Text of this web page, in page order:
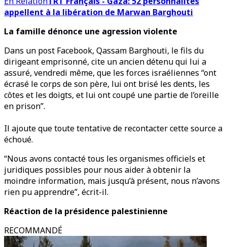
appellent à la libération de Marwan Barghouti
La famille dénonce une agression violente
Dans un post Facebook, Qassam Barghouti, le fils du
dirigeant emprisonné, cite un ancien détenu qui lui a
assuré, vendredi même, que les forces israéliennes “ont
écrasé le corps de son père, lui ont brisé les dents, les
côtes et les doigts, et lui ont coupé une partie de l’oreille
en prison”.
Il ajoute que toute tentative de recontacter cette source a
échoué.
“Nous avons contacté tous les organismes officiels et
juridiques possibles pour nous aider à obtenir la
moindre information, mais jusqu’à présent, nous n’avons
rien pu apprendre”, écrit-il.
Réaction de la présidence palestinienne
RECOMMANDÉ